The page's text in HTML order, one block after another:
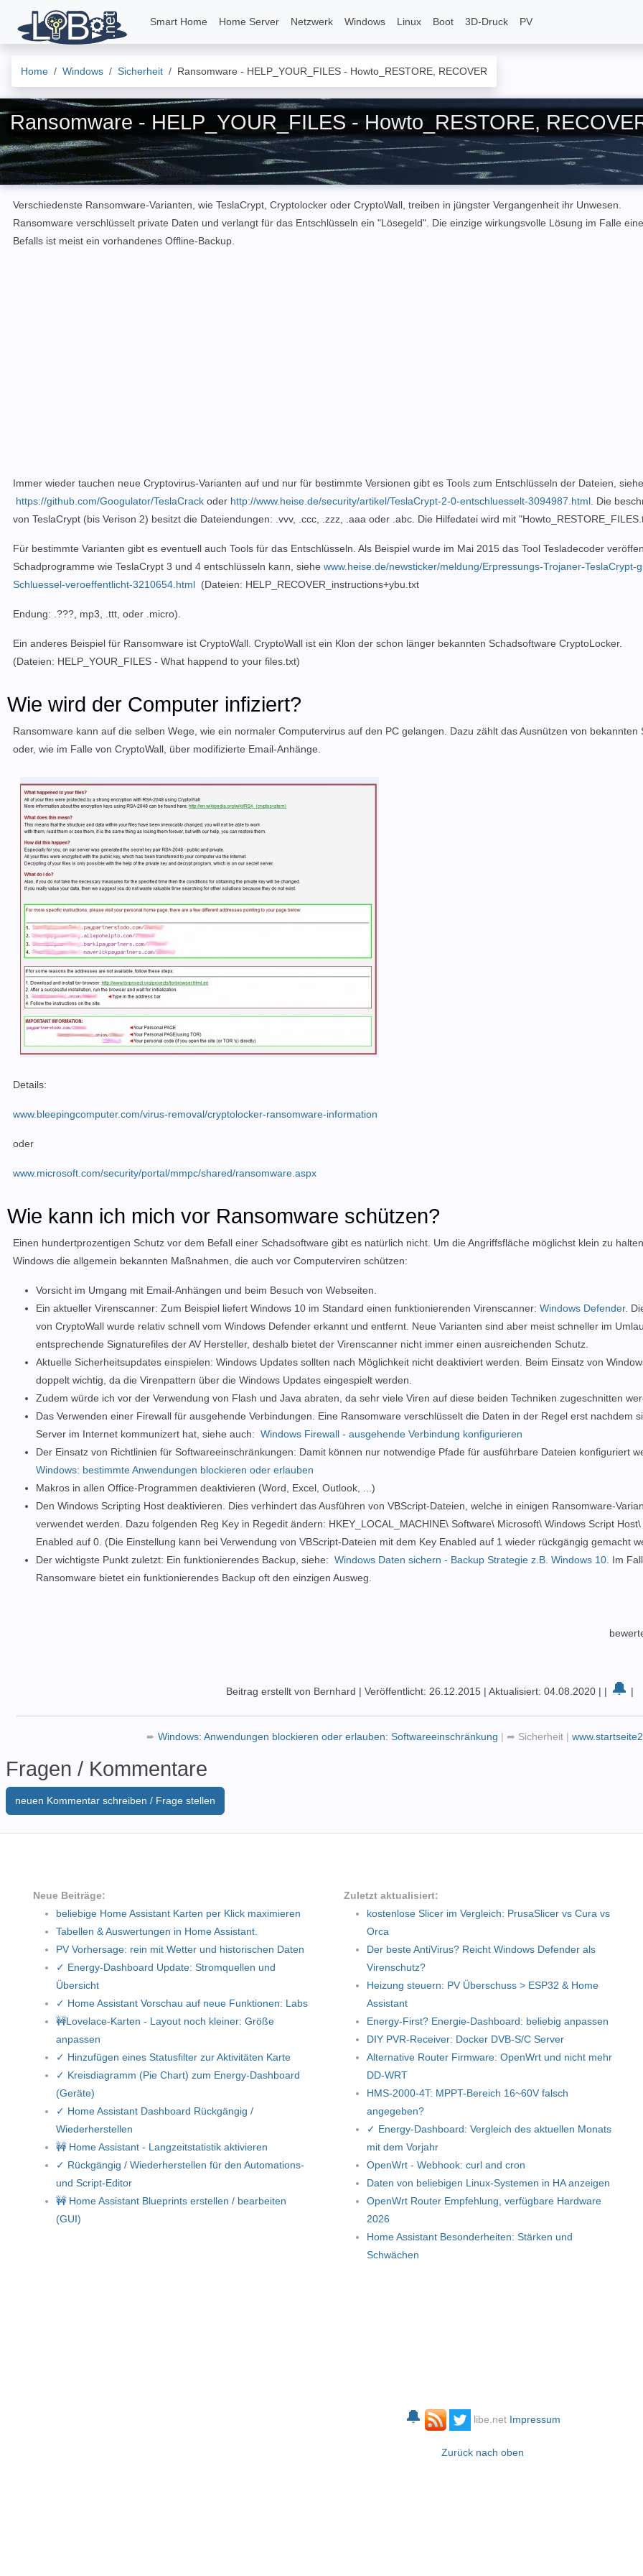
Smart Home Home Server Netzwerk Windows Linux Boot 3D-Druck PV
Home Windows Sicherheit Ransomware - HELP_YOUR_FILES - Howto_RESTORE, RECOVER
Ransomware - HELP_YOUR_FILES - Howto_RESTORE,
Verschiedenste Ransomware-Varianten, wie TeslaCrypt, Cryptolocker oder CryptoWall, treiben in jüngster Vergangenheit ihr Unwesen.
Ransomware verschlüsselt private Daten und verlangt für das Entschlüsseln ein "Lösegeld". Die einzige wirkungsvolle Lösung im Falle
Befalls ist meist ein vorhandenes Offline-Backup.
Immer wieder tauchen neue Cryptovirus-Varianten auf und nur für bestimmte Versionen gibt es Tools zum Entschlüsseln der Dateien,
https://github.com/Googulator/TeslaCrack oder http://www.heise.de/security/artikel/TeslaCrypt-2-0-entschluesselt-3094987.html . Die
von TeslaCrypt (bis Verison 2) besitzt die Dateiendungen: .vvv, .ccc, .zzz, .aaa oder .abc. Die Hilfedatei wird mit
Für bestimmte Varianten gibt es eventuell auch Tools für das Entschlüsseln. Als Beispiel wurde im Mai 2015 das Tool Tesladecoder
Schadprogramme wie TeslaCrypt 3 und 4 entschlüsseln kann, siehe www.heise.de/newsticker/meldung/Erpressungs-Trojaner-TeslaCrypt-
Schluessel-veroeffentlicht-3210654.html (Dateien: HELP_RECOVER_instructions+ybu.txt
Endung: .???, mp3, .ttt, oder .micro).
Ein anderes Beispiel für Ransomware ist CryptoWall. CryptoWall ist ein Klon der schon länger bekannten Schadsoftware CryptoLocker.
(Dateien: HELP_YOUR_FILES - What happend to your files.txt)
Wie wird der Computer infiziert?
Ransomware kann auf die selben Wege, wie ein normaler Computervirus auf den PC gelangen. Dazu zählt das Ausnützen von bekannten
oder, wie im Falle von CryptoWall, über modifizierte Email-Anhänge.
Details:
www.bleepingcomputer.com/virus-removal/cryptolocker-ransomware-information
oder
www.microsoft.com/security/portal/mmpc/shared/ransomware.aspx
Wie kann ich mich vor Ransomware schützen?
Einen hundertprozentigen Schutz vor dem Befall einer Schadsoftware gibt es natürlich nicht. Um die Angriffsfläche möglichst klein zu
Windows die allgemein bekannten Maßnahmen, die auch vor Computerviren schützen:
Vorsicht im Umgang mit Email-Anhängen und beim Besuch von Webseiten.
Ein aktueller Virenscanner: Zum Beispiel liefert Windows 10 im Standard einen funktionierenden Virenscanner: Windows Defender.
von CryptoWall wurde relativ schnell vom Windows Defender erkannt und entfernt. Neue Varianten sind aber meist schneller im
entsprechende Signaturefiles der AV Hersteller, deshalb bietet der Virenscanner nicht immer einen ausreichenden Schutz.
Aktuelle Sicherheitsupdates einspielen: Windows Updates sollten nach Möglichkeit nicht deaktiviert werden. Beim Einsatz von
doppelt wichtig, da die Virenpattern über die Windows Updates eingespielt werden.
Zudem würde ich vor der Verwendung von Flash und Java abraten, da sehr viele Viren auf diese beiden Techniken zugeschnitten
Das Verwenden einer Firewall für ausgehende Verbindungen. Eine Ransomware verschlüsselt die Daten in der Regel erst nachdem
Server im Internet kommunizert hat, siehe auch: Windows Firewall - ausgehende Verbindung konfigurieren
Der Einsatz von Richtlinien für Softwareeinschränkungen: Damit können nur notwendige Pfade für ausführbare Dateien konfiguriert
Windows: bestimmte Anwendungen blockieren oder erlauben
Makros in allen Office-Programmen deaktivieren (Word, Excel, Outlook, ...)
Den Windows Scripting Host deaktivieren. Dies verhindert das Ausführen von VBScript-Dateien, welche in einigen Ransomware-
verwendet werden. Dazu folgenden Reg Key in Regedit ändern: HKEY_LOCAL_MACHINE\ Software\ Microsoft\ Windows Script
Enabled auf 0. (Die Einstellung kann bei Verwendung von VBScript-Dateien mit dem Key Enabled auf 1 wieder rückgängig gemacht
Der wichtigste Punkt zuletzt: Ein funktionierendes Backup, siehe: Windows Daten sichern - Backup Strategie z.B. Windows 10 . Im
Ransomware bietet ein funktionierendes Backup oft den einzigen Ausweg.
Beitrag erstellt von Bernhard | Veröffentlicht: 26.12.2015 | Aktualisiert: 04.08.2020 | | 🔔 |
➨ Windows: Anwendungen blockieren oder erlauben: Softwareeinschränkung | ➦ Sicherheit |
Fragen / Kommentare
neuen Kommentar schreiben / Frage stellen
Neue Beiträge:
beliebige Home Assistant Karten per Klick maximieren
Tabellen & Auswertungen in Home Assistant.
PV Vorhersage: rein mit Wetter und historischen Daten
✓ Energy-Dashboard Update: Stromquellen und
Übersicht
✓ Home Assistant Vorschau auf neue Funktionen: Labs
🚧Lovelace-Karten - Layout noch kleiner: Größe
anpassen
✓ Hinzufügen eines Statusfilter zur Aktivitäten Karte
✓ Kreisdiagramm (Pie Chart) zum Energy-Dashboard
(Geräte)
✓ Home Assistant Dashboard Rückgängig /
Wiederherstellen
🚧 Home Assistant - Langzeitstatistik aktivieren
✓ Rückgängig / Wiederherstellen für den Automations-
und Script-Editor
🚧 Home Assistant Blueprints erstellen / bearbeiten
(GUI)
Zuletzt aktualisiert:
kostenlose Slicer im Vergleich: PrusaSlicer vs Cura vs
Orca
Der beste AntiVirus? Reicht Windows Defender als
Virenschutz?
Heizung steuern: PV Überschuss > ESP32 & Home
Assistant
Energy-First? Energie-Dashboard: beliebig anpassen
DIY PVR-Receiver: Docker DVB-S/C Server
Alternative Router Firmware: OpenWrt und nicht mehr
DD-WRT
HMS-2000-4T: MPPT-Bereich 16~60V falsch
angegeben?
✓ Energy-Dashboard: Vergleich des aktuellen Monats
mit dem Vorjahr
OpenWrt - Webhook: curl and cron
Daten von beliebigen Linux-Systemen in HA anzeigen
OpenWrt Router Empfehlung, verfügbare Hardware
2026
Home Assistant Besonderheiten: Stärken und
Schwächen
🔔 libe.net Impressum
Zurück nach oben